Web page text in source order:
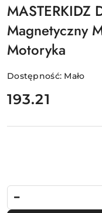
MASTERKIDZ
Magnetyczny
Motoryka
Dostępność: Mało
cena:
193.21